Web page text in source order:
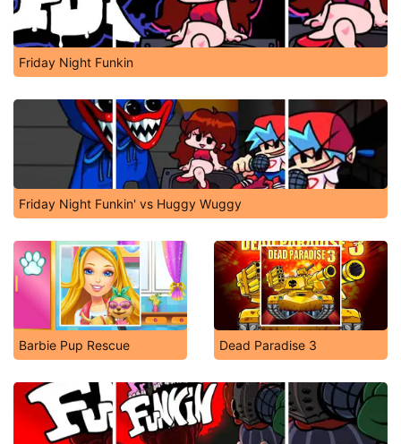
Friday Night Funkin
Friday Night Funkin' vs Huggy Wuggy
Barbie Pup Rescue Dead Paradise 3